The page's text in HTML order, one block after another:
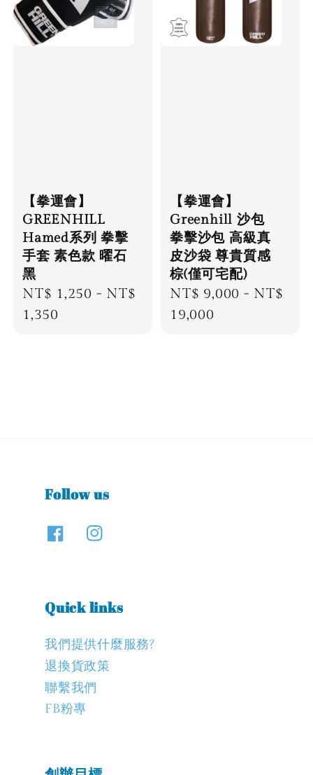
【拳運會】
GREENHILL
Hamed系列 拳擊
手套 素色款 曜石
黑
Regular
price
NT$ 1,250 - NT$
1,350
【拳運會】
Greenhill 沙包
拳擊沙包 高級真
皮沙袋 尊貴質感
棕(僅可宅配)
Regular
price
NT$ 9,000 - NT$
19,000
Follow us
Quick links
我們提供什麼服務?
退換貨政策
聯繫我們
FB粉專